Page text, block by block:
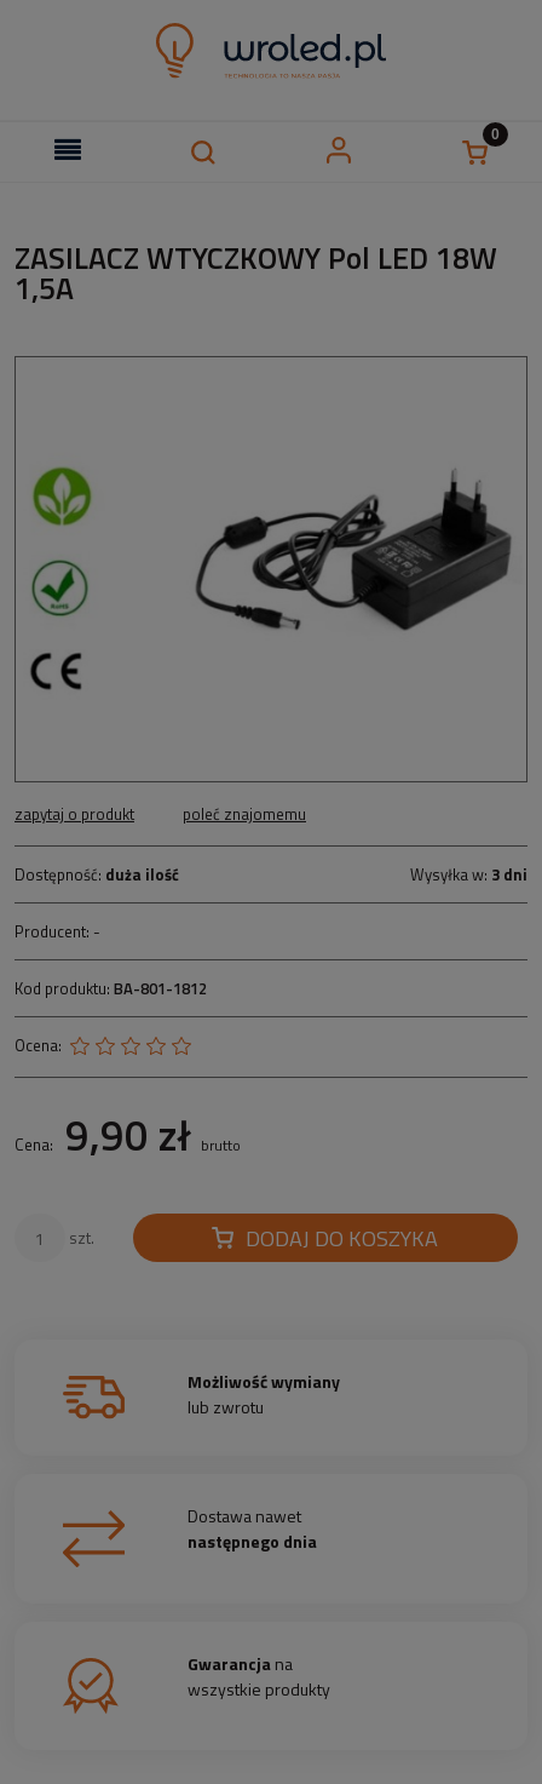
ZASILACZ WTYCZKOWY Pol LED 18W
1,5A
zapytaj o produkt poleć znajomemu
Dostępność: duża ilość Wysyłka w: 3 dni
Producent: -
Kod produktu: BA-801-1812
Ocena:
Cena: 9,90 zł brutto
szt. DODAJ DO KOSZYKA
Możliwość wymiany
lub zwrotu
Dostawa nawet
następnego dnia
Gwarancjana
wszystkie produkty